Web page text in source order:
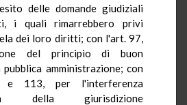
delle domande giudiziali
i quali rimarrebbero privi
dei loro diritti; con l'art. 97,
del principio di buon
amministrazione; con
113, per l'interferenza
della giurisdizione